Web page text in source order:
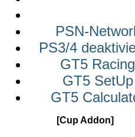
PSN-
PS3/4
GT5 Racing
GT5 SetUp
GT5
[Cup Addon]